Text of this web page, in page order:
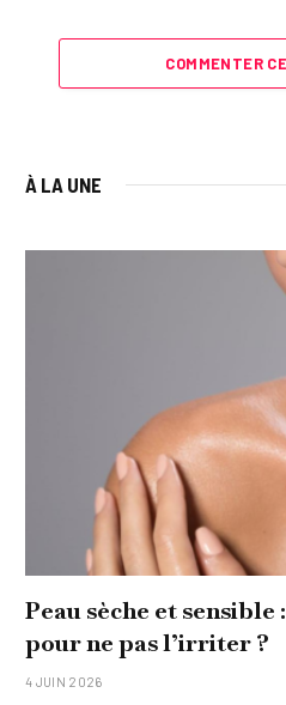
COMMENTER
À LA UNE
Peau sèche et
pour ne pas l’irriter ?
4 JUIN 2026